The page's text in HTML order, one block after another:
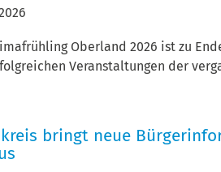
Oberland 2026 ist zu
Veranstaltungen der
bringt neue